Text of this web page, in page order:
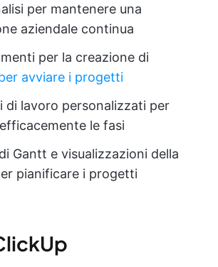
per mantenere una
aziendale continua
per la creazione di
avviare i progetti
di lavoro personalizzati per
le fasi
Gantt e visualizzazioni della
pianificare i progetti